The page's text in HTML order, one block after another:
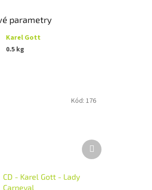
parametry
Karel Gott
0.5 kg
CD - Karel Gott - Lady
Carneval
Kód: 176
Další
produkt